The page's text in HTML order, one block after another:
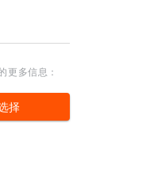
更多信息：
择